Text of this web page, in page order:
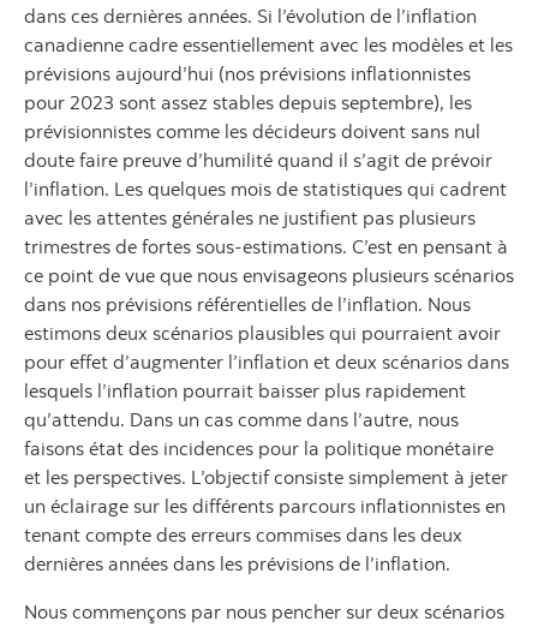
dans ces dernières années. Si l’évolution de l’inflation
canadienne cadre essentiellement avec les modèles et les
prévisions aujourd’hui (nos prévisions inflationnistes
pour 2023 sont assez stables depuis septembre), les
prévisionnistes comme les décideurs doivent sans nul
doute faire preuve d’humilité quand il s’agit de prévoir
l’inflation. Les quelques mois de statistiques qui cadrent
avec les attentes générales ne justifient pas plusieurs
trimestres de fortes sous‑estimations. C’est en pensant à
ce point de vue que nous envisageons plusieurs scénarios
dans nos prévisions référentielles de l’inflation. Nous
estimons deux scénarios plausibles qui pourraient avoir
pour effet d’augmenter l’inflation et deux scénarios dans
lesquels l’inflation pourrait baisser plus rapidement
qu’attendu. Dans un cas comme dans l’autre, nous
faisons état des incidences pour la politique monétaire
et les perspectives. L’objectif consiste simplement à jeter
un éclairage sur les différents parcours inflationnistes en
tenant compte des erreurs commises dans les deux
dernières années dans les prévisions de l’inflation.
Nous commençons par nous pencher sur deux scénarios